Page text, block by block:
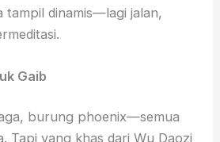
tampil dinamis—lagi jalan,
Gaib
burung phoenix—semua
Tapi yang khas dari Wu Daozi